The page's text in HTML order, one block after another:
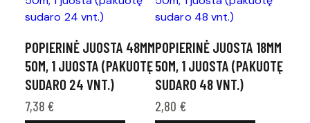
POPIERINĖ JUOSTA 48MM
50M, 1 JUOSTA (PAKUOTĘ
SUDARO 24 VNT.)
7,38€
POPIERINĖ JUOSTA 18MM
50M, 1 JUOSTA (PAKUOTĘ
SUDARO 48 VNT.)
2,80 €